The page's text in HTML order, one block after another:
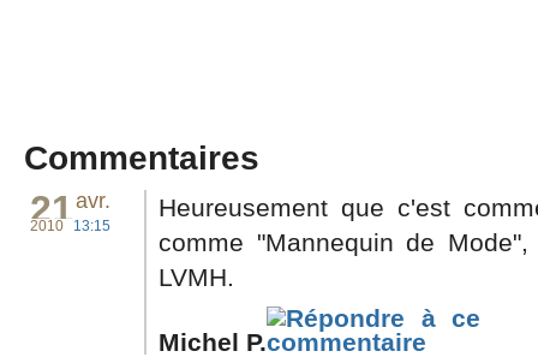
Commentaires
21avr.
2010 13:15
Heureusement que c'est
comme "Mannequin de
LVMH.
Michel P.